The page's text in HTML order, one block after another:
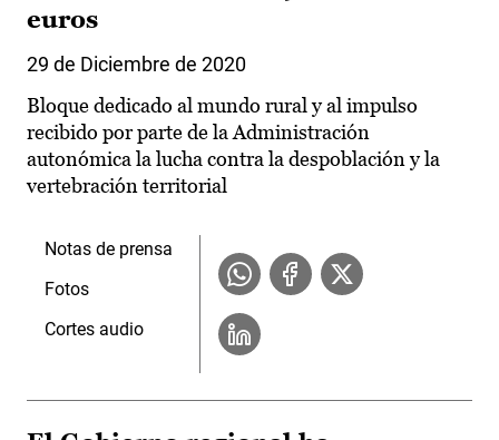
euros
29 de Diciembre de 2020
Bloque dedicado al mundo rural y al impulso
recibido por parte de la Administración
autonómica la lucha contra la despoblación y la
vertebración territorial
Notas de prensa
Fotos
Cortes audio